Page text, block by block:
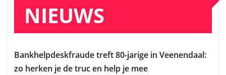
NIEUWS
Bankhelpdeskfraude treft 80-jarige in Veenendaal:
zo herken je de truc en help je mee